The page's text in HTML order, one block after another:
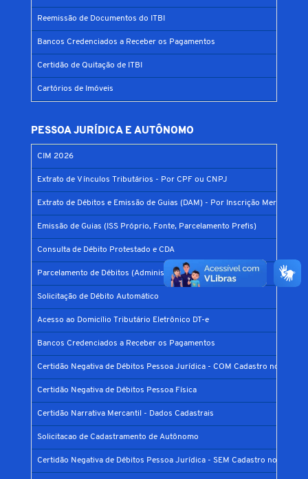
Reemissão de Documentos do ITBI
Bancos Credenciados a Receber os Pagamentos
Certidão de Quitação de ITBI
Cartórios de Imóveis
PESSOA JURÍDICA E AUTÔNOMO
CIM 2026
Extrato de Vínculos Tributários - Por CPF ou CNPJ
Extrato de Débitos e Emissão de Guias (DAM) - Por Inscrição Mercantil
Emissão de Guias (ISS Próprio, Fonte, Parcelamento Prefis)
Consulta de Débito Protestado e CDA
Parcelamento de Débitos (Administrativo e Judicial)
Solicitação de Débito Automático
Acesso ao Domicílio Tributário Eletrônico DT-e
Bancos Credenciados a Receber os Pagamentos
Certidão Negativa de Débitos Pessoa Jurídica - COM Cadastro no
Certidão Negativa de Débitos Pessoa Física
Certidão Narrativa Mercantil - Dados Cadastrais
Solicitacao de Cadastramento de Autônomo
Certidão Negativa de Débitos Pessoa Jurídica - SEM Cadastro no